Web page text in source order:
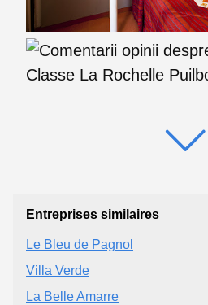
Entreprises similaires
Le Bleu de Pagnol
Villa Verde
La Belle Amarre